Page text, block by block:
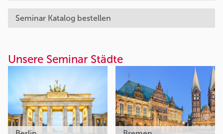
Seminar Katalog bestellen
Unsere Seminar Städte